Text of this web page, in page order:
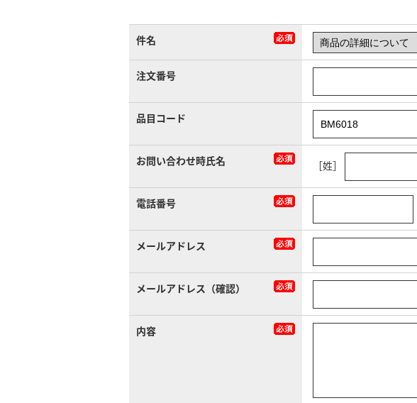
件名
注文番号
品目コード
お問い合わせ時氏名 ［姓］
電話番号
メールアドレス
メールアドレス（確認）
内容